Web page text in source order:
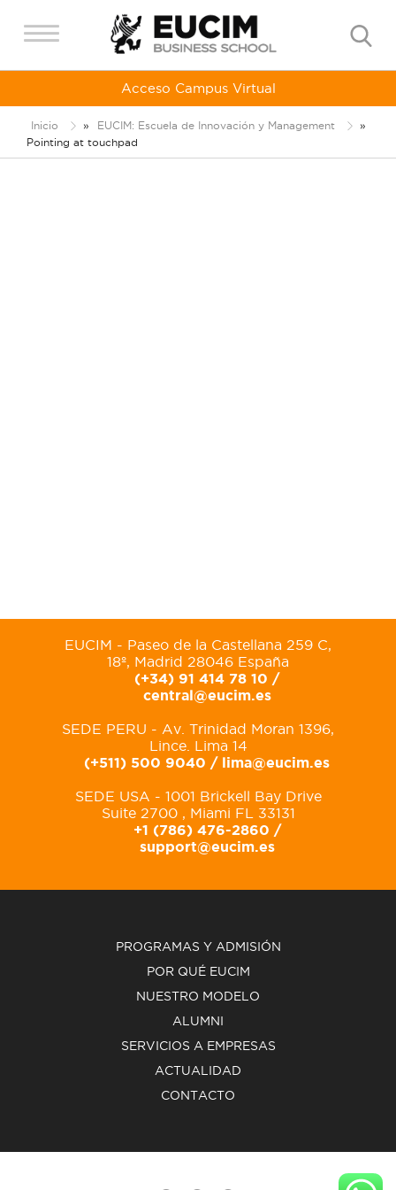
Acceso Campus Virtual
Inicio » EUCIM: Escuela de Innovación y Management
»
Pointing at touchpad
EUCIM - Paseo de la Castellana 259 C,
18º, Madrid 28046 España
(+34) 91 414 78 10 /
central@eucim.es
SEDE PERU - Av. Trinidad Moran 1396,
Lince. Lima 14
(+511) 500 9040 / lima@eucim.es
SEDE USA - 1001 Brickell Bay Drive
Suite 2700 , Miami FL 33131
+1 (786) 476-2860 /
support@eucim.es
PROGRAMAS Y ADMISIÓN
POR QUÉ EUCIM
NUESTRO MODELO
ALUMNI
SERVICIOS A EMPRESAS
ACTUALIDAD
CONTACTO